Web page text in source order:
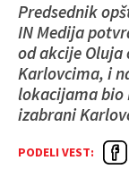
Predsednik
IN Medija
od akcije Oluja
Karlovcima, i
lokacijama bio
izabrani
PODELI VEST: